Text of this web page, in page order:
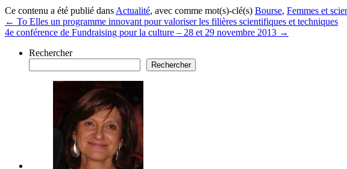
Ce contenu a été publié dans Actualité, avec comme mot(s)-clé(s) Bourse, Femmes et
← To Elles un programme innovant pour valoriser les filières scientifiques et techniques
4e conférence de Fundraising pour la culture – 28 et 29 novembre 2013 →
Rechercher
Rechercher